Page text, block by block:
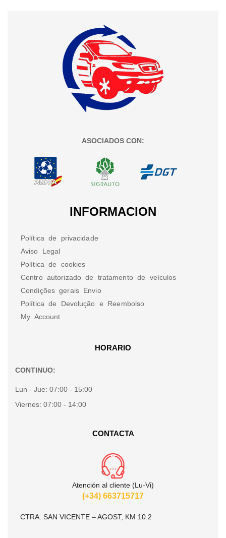
ASOCIADOS CON:
INFORMACION
Política de privacidade
Aviso Legal
Política de cookies
Centro autorizado de tratamento de veículos
Condições gerais Envio
Política de Devolução e Reembolso
My Account
HORARIO
CONTINUO:
Lun - Jue: 07:00 - 15:00
Viernes: 07:00 - 14:00
CONTACTA
Atención al cliente (Lu-Vi)
(+34) 663715717
CTRA. SAN VICENTE – AGOST, KM 10.2